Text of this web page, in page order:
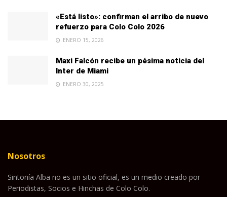
«Está listo»: confirman el arribo de nuevo
refuerzo para Colo Colo 2026
ENERO 15, 2026
Maxi Falcón recibe un pésima noticia del
Inter de Miami
ENERO 30, 2025
Nosotros
Sintonía Alba no es un sitio oficial, es un medio creado por
Periodistas, Socios e Hinchas de Colo Colo.